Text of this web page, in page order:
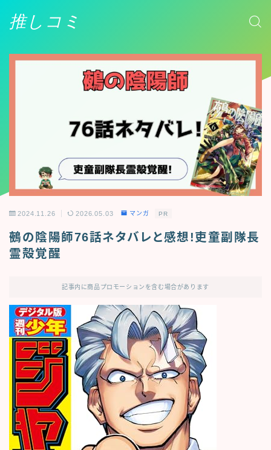
推しコミ
2024.11.26 2026.05.03 マンガ PR
鵺の陰陽師76話ネタバレと感想!吏童副隊長
霊殻覚醒
記事内に商品プロモーションを含む場合があります